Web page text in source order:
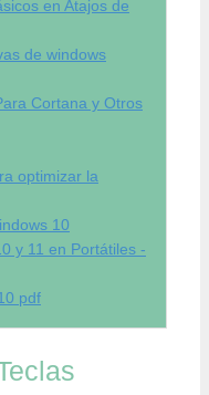
en Atajos de
de windows
Cortana y Otros
optimizar la
10
y 11 en Portátiles -
pdf